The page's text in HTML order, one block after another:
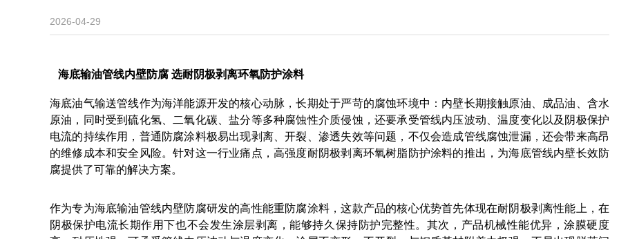
2026-04-29
海底输油管线内壁防腐 选耐阴极剥离环氧防护涂料
海底油气输送管线作为海洋能源开发的核心动脉，长期处于严苛的腐蚀环境中：内壁长期接触原油、成品油、含水
原油，同时受到硫化氢、二氧化碳、盐分等多种腐蚀性介质侵蚀，还要承受管线内压波动、温度变化以及阴极保护
电流的持续作用，普通防腐涂料极易出现剥离、开裂、渗透失效等问题，不仅会造成管线腐蚀泄漏，还会带来高昂
的维修成本和安全风险。针对这一行业痛点，高强度耐阴极剥离环氧树脂防护涂料的推出，为海底管线内壁长效防
腐提供了可靠的解决方案。
作为专为海底输油管线内壁防腐研发的高性能重防腐涂料，这款产品的核心优势首先体现在耐阴极剥离性能上，在
阴极保护电流长期作用下也不会发生涂层剥离，能够持久保持防护完整性。其次，产品机械性能优异，涂膜硬度